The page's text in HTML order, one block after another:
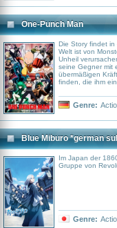
One-Punch Man
Die Story findet
Welt ist von
Unheil
seine Gegner mit
übermäßigen
finden, die ihm
Genre:
Blue Miburo *german
Im Japan der
Gruppe von
Genre: